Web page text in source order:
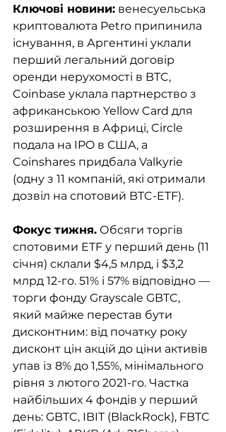
Ключові новини: венесуельська
криптовалюта Petro припинила
існування, в Аргентині уклали
перший легальний договір
оренди нерухомості в BTC,
Coinbase уклала партнерство з
африканською Yellow Card для
розширення в Африці, Circle
подала на IPO в США, а
Coinshares придбала Valkyrie
(одну з 11 компаній, які отримали
дозвіл на спотовий BTC-ETF).
Фокус тижня. Обсяги торгів
спотовими ETF у перший день (11
січня) склали $4,5 млрд, і $3,2
млрд 12-го. 51% і 57% відповідно —
торги фонду Grayscale GBTC,
який майже перестав бути
дисконтним: від початку року
дисконт цін акцій до ціни активів
упав із 8% до 1,55%, мінімального
рівня з лютого 2021-го. Частка
найбільших 4 фондів у перший
день: GBTC, IBIT (BlackRock), FBTC